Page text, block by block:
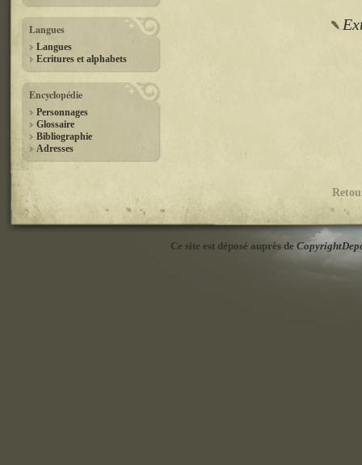
Langues
Langues
Ecritures et alphabets
Encyclopédie
Personnages
Glossaire
Bibliographie
Adresses
Ce site est déposé auprès de